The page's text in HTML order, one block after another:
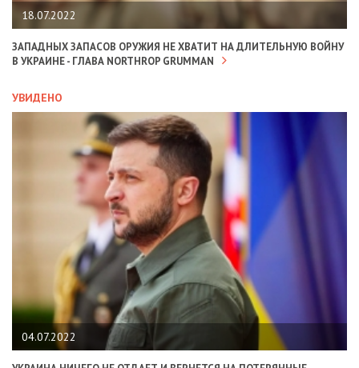
18.07.2022
ЗАПАДНЫХ ЗАПАСОВ ОРУЖИЯ НЕ ХВАТИТ НА ДЛИТЕЛЬНУЮ ВОЙНУ
В УКРАИНЕ - ГЛАВА NORTHROP GRUMMAN
УВИДЕНО
04.07.2022